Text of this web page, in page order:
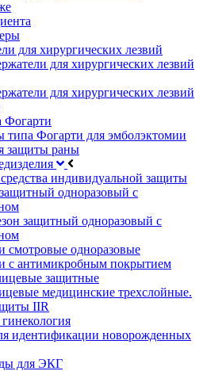
для хирургических лезвий
для хирургических лезвий
для хирургических лезвий
Фогарти
типа Фогарти для эмболэктомии
защиты раны
индивидуальной защиты
одноразовый с
защитный одноразовый с
смотровые одноразовые
с антимикробным покрытием
защитные
медицинские трехслойные.
IIR
идентификации новорожденных
для ЭКГ